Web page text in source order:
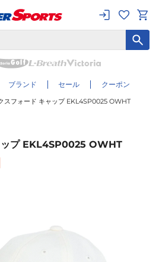
ブランド セール クーポン
スフォード キャップ EKL4SP0025 OWHT
ップ EKL4SP0025 OWHT